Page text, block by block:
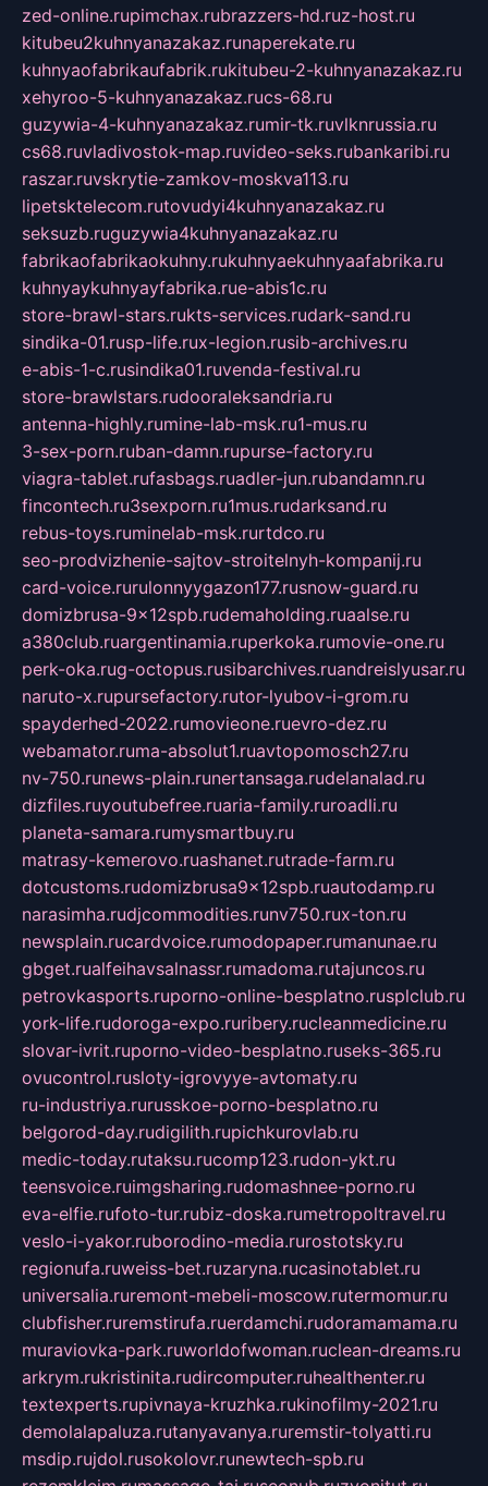
zed-online.rupimchax.rubrazzers-hd.ruz-host.ru
kitubeu2kuhnyanazakaz.runaperekate.ru
kuhnyaofabrikaufabrik.rukitubeu-2-kuhnyanazakaz.ru
xehyroo-5-kuhnyanazakaz.rucs-68.ru
guzywia-4-kuhnyanazakaz.rumir-tk.ruvlknrussia.ru
cs68.ruvladivostok-map.ruvideo-seks.rubankaribi.ru
raszar.ruvskrytie-zamkov-moskva113.ru
lipetsktelecom.rutovudyi4kuhnyanazakaz.ru
seksuzb.ruguzywia4kuhnyanazakaz.ru
fabrikaofabrikaokuhny.rukuhnyaekuhnyaafabrika.ru
kuhnyaykuhnyayfabrika.rue-abis1c.ru
store-brawl-stars.rukts-services.rudark-sand.ru
sindika-01.rusp-life.rux-legion.rusib-archives.ru
e-abis-1-c.rusindika01.ruvenda-festival.ru
store-brawlstars.rudooraleksandria.ru
antenna-highly.rumine-lab-msk.ru1-mus.ru
3-sex-porn.ruban-damn.rupurse-factory.ru
viagra-tablet.rufasbags.ruadler-jun.rubandamn.ru
fincontech.ru3sexporn.ru1mus.rudarksand.ru
rebus-toys.ruminelab-msk.rurtdco.ru
seo-prodvizhenie-sajtov-stroitelnyh-kompanij.ru
card-voice.rurulonnyygazon177.rusnow-guard.ru
domizbrusa-9x12spb.rudemaholding.ruaalse.ru
a380club.ruargentinamia.ruperkoka.rumovie-one.ru
perk-oka.rug-octopus.rusibarchives.ruandreislyusar.ru
naruto-x.rupursefactory.rutor-lyubov-i-grom.ru
spayderhed-2022.rumovieone.ruevro-dez.ru
webamator.ruma-absolut1.ruavtopomosch27.ru
nv-750.runews-plain.runertansaga.rudelanalad.ru
dizfiles.ruyoutubefree.ruaria-family.ruroadli.ru
planeta-samara.rumysmartbuy.ru
matrasy-kemerovo.ruashanet.rutrade-farm.ru
dotcustoms.rudomizbrusa9x12spb.ruautodamp.ru
narasimha.rudjcommodities.runv750.rux-ton.ru
newsplain.rucardvoice.rumodopaper.rumanunae.ru
gbget.rualfeihavsalnassr.rumadoma.rutajuncos.ru
petrovkasports.ruporno-online-besplatno.rusplclub.ru
york-life.rudoroga-expo.ruribery.rucleanmedicine.ru
slovar-ivrit.ruporno-video-besplatno.ruseks-365.ru
ovucontrol.rusloty-igrovyye-avtomaty.ru
ru-industriya.rurusskoe-porno-besplatno.ru
belgorod-day.rudigilith.rupichkurovlab.ru
medic-today.rutaksu.rucomp123.rudon-ykt.ru
teensvoice.ruimgsharing.rudomashnee-porno.ru
eva-elfie.rufoto-tur.rubiz-doska.rumetropoltravel.ru
veslo-i-yakor.ruborodino-media.rurostotsky.ru
regionufa.ruweiss-bet.ruzaryna.rucasinotablet.ru
universalia.ruremont-mebeli-moscow.rutermomur.ru
clubfisher.ruremstirufa.ruerdamchi.rudoramamama.ru
muraviovka-park.ruworldofwoman.ruclean-dreams.ru
arkrym.rukristinita.rudircomputer.ruhealthenter.ru
textexperts.rupivnaya-kruzhka.rukinofilmy-2021.ru
demolalapaluza.rutanyavanya.ruremstir-tolyatti.ru
msdip.rujdol.rusokolovr.runewtech-spb.ru